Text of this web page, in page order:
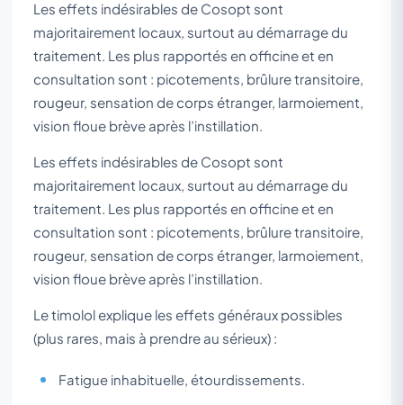
Les effets indésirables de Cosopt sont
majoritairement locaux, surtout au démarrage du
traitement. Les plus rapportés en officine et en
consultation sont : picotements, brûlure transitoire,
rougeur, sensation de corps étranger, larmoiement,
vision floue brève après l’instillation.
Les effets indésirables de Cosopt sont
majoritairement locaux, surtout au démarrage du
traitement. Les plus rapportés en officine et en
consultation sont : picotements, brûlure transitoire,
rougeur, sensation de corps étranger, larmoiement,
vision floue brève après l’instillation.
Le timolol explique les effets généraux possibles
(plus rares, mais à prendre au sérieux) :
Fatigue inhabituelle, étourdissements.